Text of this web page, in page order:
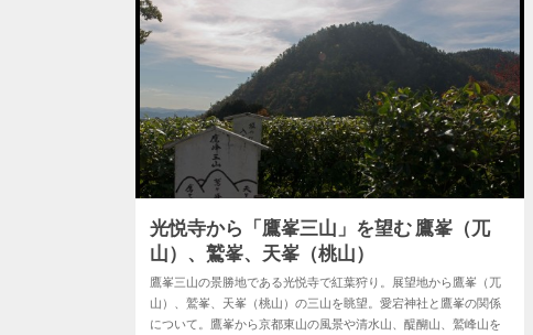
光悦寺から「鷹峯三山」を望む 鷹峯（兀
山）、鷲峯、天峯（桃山）
鷹峯三山の景勝地である光悦寺で紅葉狩り。展望地から鷹峯（兀
山）、鷲峯、天峯（桃山）の三山を眺望。愛宕神社と鷹峯の関係
について。鷹峯から京都東山の風景や清水山、醍醐山、鷲峰山を